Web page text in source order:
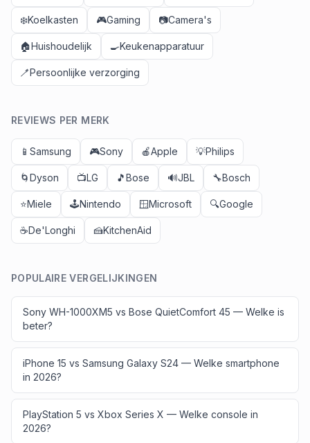
❄️Koelkasten 🎮Gaming 📷Camera's
🏠Huishoudelijk 🍳Keukenapparatuur
🪥Persoonlijke verzorging
REVIEWS PER MERK
📱 Samsung 🎮Sony 🍎Apple 💡Philips
🌀Dyson 📺LG 🎵Bose 🔊JBL 🔧Bosch
⭐Miele 🕹️Nintendo 🪟Microsoft 🔍Google
☕De'Longhi 🍰KitchenAid
POPULAIRE VERGELIJKINGEN
Sony WH-1000XM5 vs Bose QuietComfort 45 — Welke is
beter?
iPhone 15 vs Samsung Galaxy S24 — Welke smartphone
in 2026?
PlayStation 5 vs Xbox Series X — Welke console in
2026?